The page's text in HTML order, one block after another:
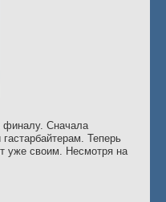
финалу. Сначала
Теперь
уже своим. Несмотря на